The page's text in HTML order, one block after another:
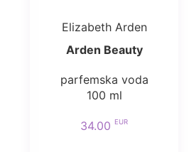
Elizabeth Arden
Arden Beauty
parfemska voda
100 ml
34.00 EUR